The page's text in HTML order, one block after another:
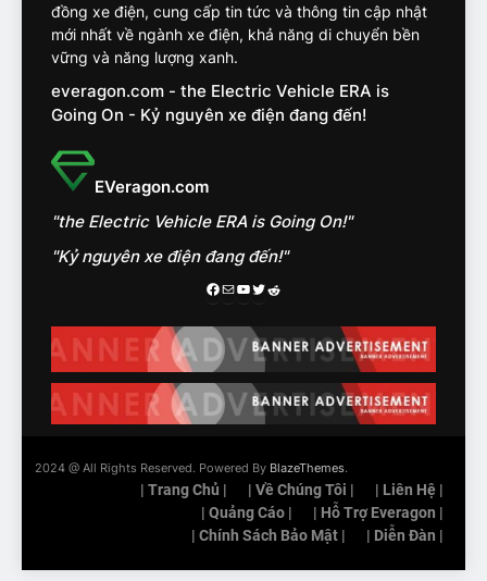
14
VinFast VF7 đang bỏ xa
như thế nào?
ĐÁNH GIÁ XE
15
trên ngàn dặm đường
CÔNG NGHỆ AI, TỰ LÁI, ADAS,
ROBOTAXI
ĐÁNH GIÁ XE
Chọn VinFast VF8 hay Santa
Fe, Fortuner ?
ĐÁNH GIÁ XE
Đánh giá nhanh Vinfast VF5
vừa ra mắt tại Việt Nam – có
gì đấu với đối thủ?
ĐÁNH GIÁ XE
đồng xe điện, cung cấp tin tức và thông tin cập nhật
mới nhất về ngành xe điện, khả năng di chuyển bền
vững và năng lượng xanh.
everagon.com - the Electric Vehicle ERA is
Going On - Kỷ nguyên xe điện đang đến!
EVeragon.com
"the Electric Vehicle ERA is Going On!"
"Kỷ nguyên xe điện đang đến!"
Facebook
MailYoutube
Twitter
2024 @ All Rights Reserved. Powered By BlazeThemes.
| Trang Chủ | | Về Chúng Tôi |
| Liên Hệ |
| Quảng Cáo |
| Hỗ Trợ Everagon |
| Chính Sách Bảo Mật |
| Diễn Đàn |